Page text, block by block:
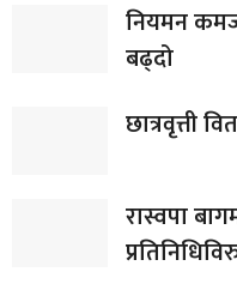
नियमन
बढ्दो
छात्रवृत्ती
रास्वपा